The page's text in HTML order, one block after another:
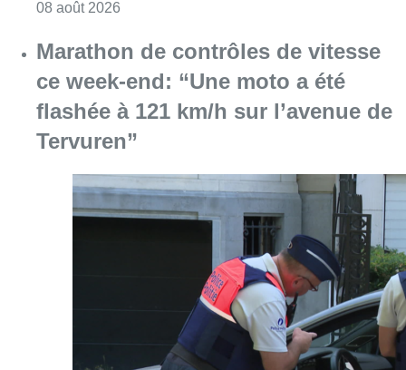
08 août 2026
Marathon de contrôles de vitesse
ce week-end: “Une moto a été
flashée à 121 km/h sur l’avenue de
Tervuren”